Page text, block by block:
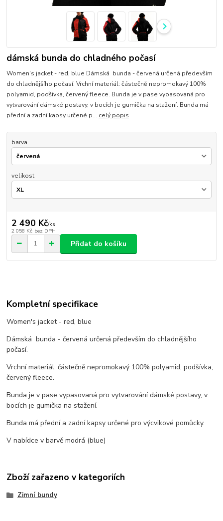
dámská bunda do chladného počasí
Women's jacket - red, blue Dámská bunda - červená určená především
do chladnějšího počasí. Vrchní materiál: částečně nepromokavý 100%
polyamid, podšívka, červený fleece. Bunda je v pase vypasovaná pro
vytvarování dámské postavy, v bocích je gumička na stažení. Bunda má
přední a zadní kapsy určené p... celý popis
barva
velikost
2 490 Kč/ks
2 058 Kč bez DPH
Přidat do košíku
Kompletní specifikace
Women's jacket - red, blue
Dámská bunda - červená určená především do chladnějšího
počasí.
Vrchní materiál: částečně nepromokavý 100% polyamid, podšívka,
červený fleece.
Bunda je v pase vypasovaná pro vytvarování dámské postavy, v
bocích je gumička na stažení.
Bunda má přední a zadní kapsy určené pro výcvikové pomůcky.
V nabídce v barvě modrá (blue)
Zboží zařazeno v kategoriích
Zimní bundy